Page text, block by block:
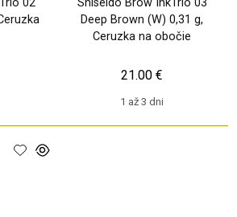
Deep Brown (W) 0,31 g,
Ceruzka na obočie
1 až 3 dni
21.00 €